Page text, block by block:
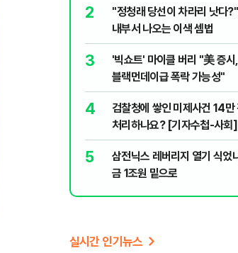
2
​"정청래 당선이 차라리 낫다
내부서 나오는 이색 셈법
3
'빅쇼트' 마이클 버리 "美 증
블랙먼데이급 폭락 가능성"
4
검찰청에 쌓인 미제사건 14
처리하나요? [기자수첩-사회]
5
삼전닉스 레버리지 열기 식
금 1조원 밑으로
실시간 인기뉴스